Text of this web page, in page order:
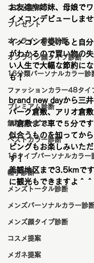
コスメ提案
プレゼント
オンライン骨格診断
オンライン顔タイプ診断
16分類パーソナルカラー診
ファッションカラー48タイ
プレミアム診断
無料サービス
ベストカラー診断
16タイプパーソナルカラー
帽子診断
メンズトータル診断
メンズパーソナルカラー診
メンズ顔タイプ診断
コスメ提案
メガネ提案
お友達や姉妹、母娘で
イメコンデビューしま
イメコンを受けると自
がわかるので買い物の
い人生で大幅な節約に
も！
brand new dayから三
パーク倉敷、アリオ倉
ル倉敷まで車で５分です
似合うものを知ってか
ピングもお楽しみいた
す！
美観地区まで3.5kmで
に観光もできますよ＾＾